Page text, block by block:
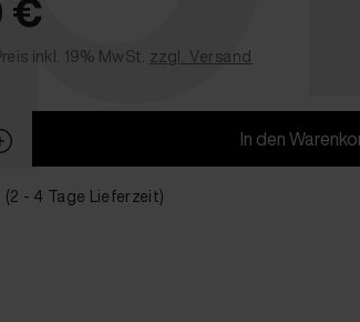
inkl. 19% MwSt. zzgl. Versand
In den
(2 - 4 Tage Lieferzeit)